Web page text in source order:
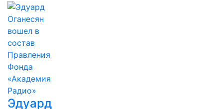
Эдуард